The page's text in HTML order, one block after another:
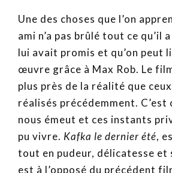
Une des choses que l’on
ami n’a pas brûlé tout ce qu’il
lui avait promis et qu’on peut
œuvre grâce à Max Rob. Le
plus près de la réalité que
réalisés précédemment.
nous émeut et ces instants
pu vivre. Kafka le dernier été,
tout en pudeur, délicatesse et
est à l’opposé du précédent